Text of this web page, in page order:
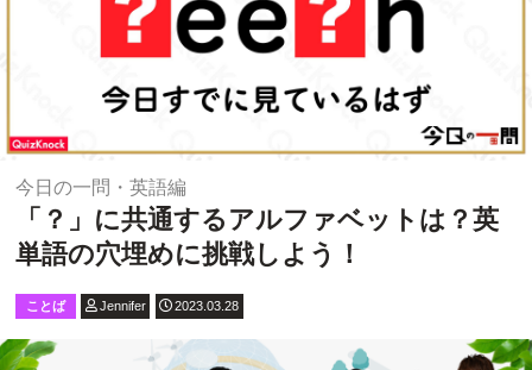
今日の一問・英語編
「？」に共通するアルファベットは？英
単語の穴埋めに挑戦しよう！
ことば Jennifer 2023.03.28